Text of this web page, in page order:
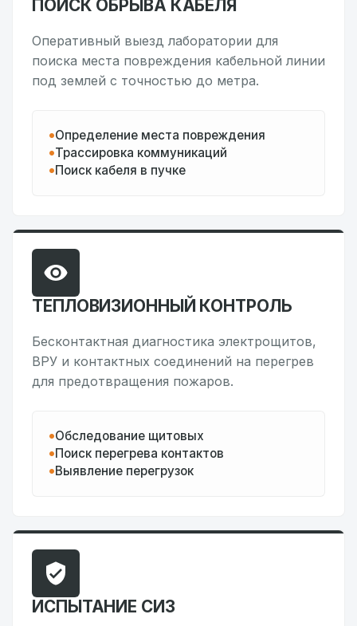
ПОИСК ОБРЫВА КАБЕЛЯ
Оперативный выезд лаборатории для
поиска места повреждения кабельной линии
под землей с точностью до метра.
Определение места повреждения
Трассировка коммуникаций
Поиск кабеля в пучке
ТЕПЛОВИЗИОННЫЙ КОНТРОЛЬ
Бесконтактная диагностика электрощитов,
ВРУ и контактных соединений на перегрев
для предотвращения пожаров.
Обследование щитовых
Поиск перегрева контактов
Выявление перегрузок
ИСПЫТАНИЕ СИЗ